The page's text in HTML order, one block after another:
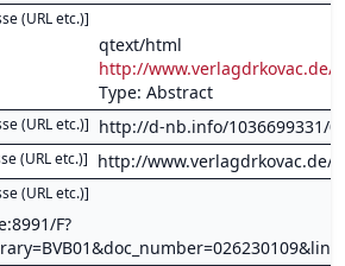
(URL etc.)]
qtext/html
http://www.verlagdrkovac.de/
Type: Abstract
(URL etc.)] http://d-nb.info/1036699331/
(URL etc.)] http://www.verlagdrkovac.de/
(URL etc.)]
F?